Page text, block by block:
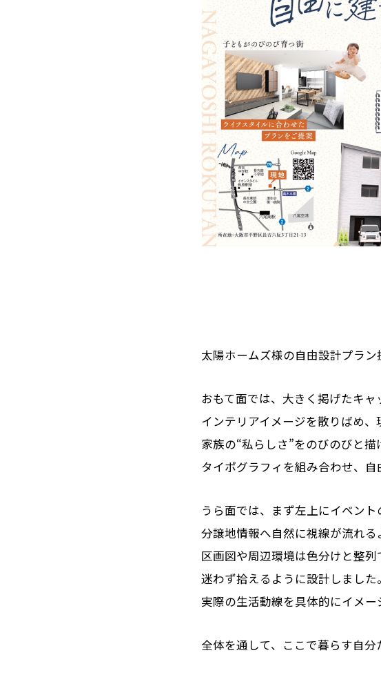
太陽ホームズ様の自由設計プラン
おもて面では、大きく掲げたキャ
インテリアイメージを散りばめ
家族の“私らしさ”をのびのびと
タイポグラフィを組み合わせ、
うら面では、まず左上にイベント
分譲地情報へ自然に視線が流れる
区画図や周辺環境は色分けと整
迷わず拾えるように設計しまし
実際の生活動線を具体的にイメー
全体を通して、ここで暮らす自